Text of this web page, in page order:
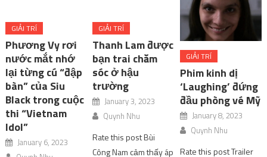
GIẢI TRÍ
Phương Vy rơi
nước mắt nhớ
lại từng cú “đập
bàn” của Siu
Black trong cuộc
thi “Vietnam
Idol”
January 6, 2023
GIẢI TRÍ
Thanh Lam được
bạn trai chăm
sóc ở hậu
trường
January 3, 2023
Quynh Nhu
Rate this post Bùi
Công Nam cảm thấy áp
GIẢI TRÍ
Phim kinh dị
‘Laughing’ đứng
đầu phòng vé Mỹ
January 8, 2023
Quynh Nhu
Rate this post Trailer